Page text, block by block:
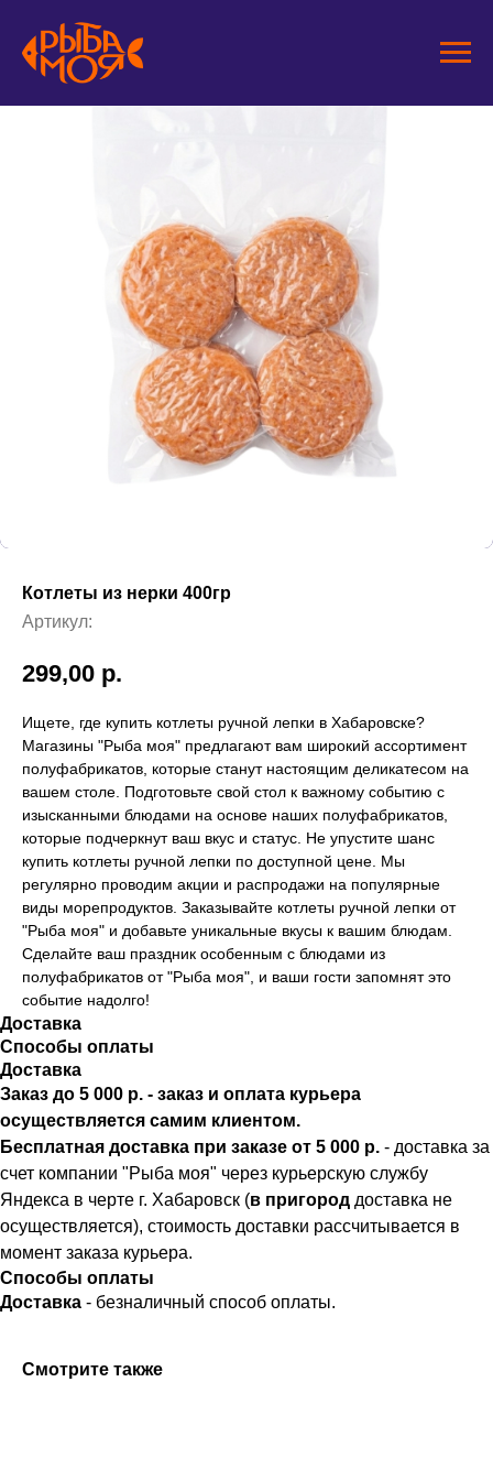
Котлеты из нерки 400гр
Артикул:
299,00 р.
Ищете, где купить котлеты ручной лепки в Хабаровске?
Магазины "Рыба моя" предлагают вам широкий ассортимент
полуфабрикатов, которые станут настоящим деликатесом на
вашем столе. Подготовьте свой стол к важному событию с
изысканными блюдами на основе наших полуфабрикатов,
которые подчеркнут ваш вкус и статус. Не упустите шанс
купить котлеты ручной лепки по доступной цене. Мы
регулярно проводим акции и распродажи на популярные
виды морепродуктов. Заказывайте котлеты ручной лепки от
"Рыба моя" и добавьте уникальные вкусы к вашим блюдам.
Сделайте ваш праздник особенным с блюдами из
полуфабрикатов от "Рыба моя", и ваши гости запомнят это
событие надолго!
Доставка
Способы оплаты
Доставка
Заказ до 5 000 р. - заказ и оплата курьера
осуществляется самим клиентом.
Бесплатная доставка при заказе от 5 000 р. - доставка за
счет компании "Рыба моя" через курьерскую службу
Яндекса в черте г. Хабаровск (в пригород доставка не
осуществляется), стоимость доставки рассчитывается в
момент заказа курьера.
Способы оплаты
Доставка - безналичный способ оплаты.
Смотрите также